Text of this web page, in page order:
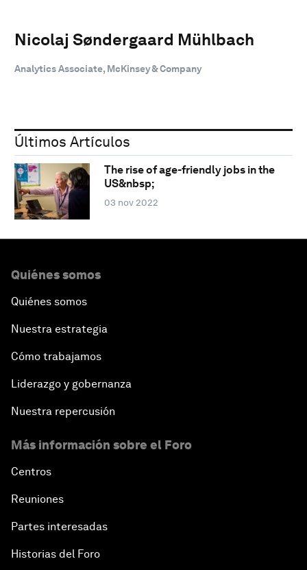
Nicolaj Søndergaard Mühlbach
Analytics Associate, McKinsey & Company
Últimos Artículos
The rise of age-friendly jobs in the
US&nbsp;
03 nov 2022
Quiénes somos
Quiénes somos
Nuestra estrategia
Cómo trabajamos
Liderazgo y gobernanza
Nuestra repercusión
Más información sobre el Foro
Centros
Reuniones
Partes interesadas
Historias del Foro